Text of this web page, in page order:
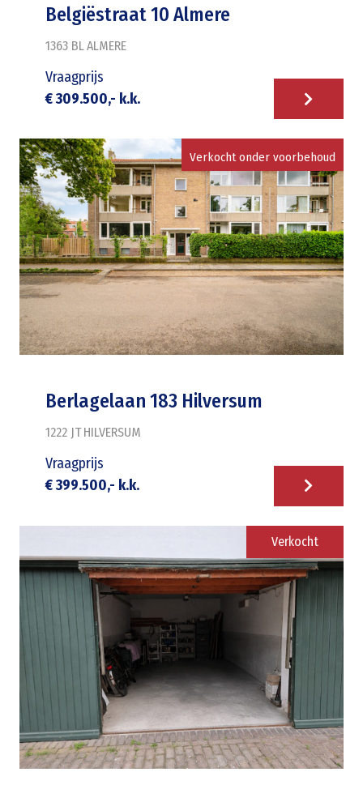
Belgiëstraat 10 Almere
1363 BLALMERE
Vraagprijs
€ 309.500,- k.k.
Verkocht onder voorbehoud
Berlagelaan 183 Hilversum
1222 JT HILVERSUM
Vraagprijs
€ 399.500,- k.k.
Verkocht